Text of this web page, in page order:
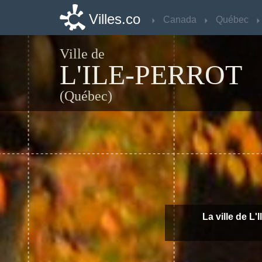
Villes.co Canada Québec
Ville de
L'ILE-PERROT
(Québec)
La ville de
Villes.co Canada Québec